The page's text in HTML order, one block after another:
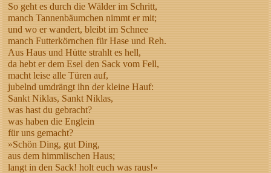
So geht es durch die Wälder im Schritt,
manch Tannenbäumchen nimmt er mit;
und wo er wandert, bleibt im Schnee
manch Futterkörnchen für Hase und Reh.
Aus Haus und Hütte strahlt es hell,
da hebt er dem Esel den Sack vom Fell,
macht leise alle Türen auf,
jubelnd umdrängt ihn der kleine Hauf:
Sankt Niklas, Sankt Niklas,
was hast du gebracht?
was haben die Englein
für uns gemacht?
»Schön Ding, gut Ding,
aus dem himmlischen Haus;
langt in den Sack! holt euch was raus!«